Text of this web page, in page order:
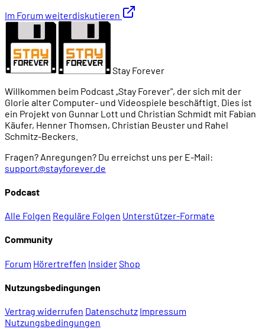
Im Forum weiterdiskutieren
Stay Forever
Willkommen beim Podcast „Stay Forever", der sich mit der
Glorie alter Computer- und Videospiele beschäftigt. Dies ist
ein Projekt von Gunnar Lott und Christian Schmidt mit Fabian
Käufer, Henner Thomsen, Christian Beuster und Rahel
Schmitz-Beckers.
Fragen? Anregungen? Du erreichst uns per E-Mail:
support@stayforever.de
Podcast
Alle Folgen Reguläre Folgen Unterstützer-Formate
Community
Forum Hörertreffen InsiderShop
Nutzungsbedingungen
Vertrag widerrufen Datenschutz Impressum
Nutzungsbedingungen